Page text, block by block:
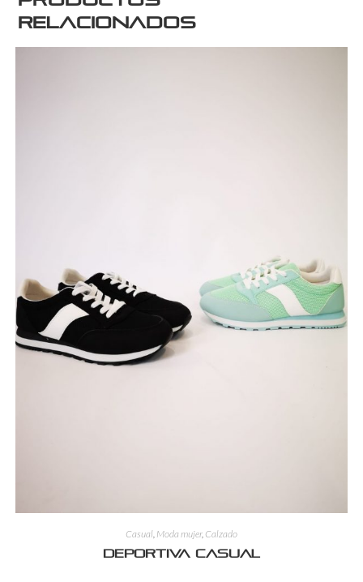
relacionados
Casual, Moda mujer, Calzado
Deportiva casual